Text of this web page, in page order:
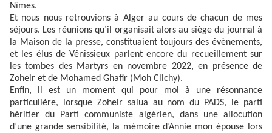
Nîmes.
Et nous nous retrouvions à Alger au cours de chacun de mes
séjours. Les réunions qu’il organisait alors au siège du journal à
la Maison de la presse, constituaient toujours des évènements,
et les élus de Vénissieux parlent encore du recueillement sur
les tombes des Martyrs en novembre 2022, en présence de
Zoheir et de Mohamed Ghafir (Moh Clichy).
Enfin, il est un moment qui pour moi à une résonnance
particulière, lorsque Zoheir salua au nom du PADS, le parti
héritier du Parti communiste algérien, dans une allocution
d’une grande sensibilité, la mémoire d’Annie mon épouse lors